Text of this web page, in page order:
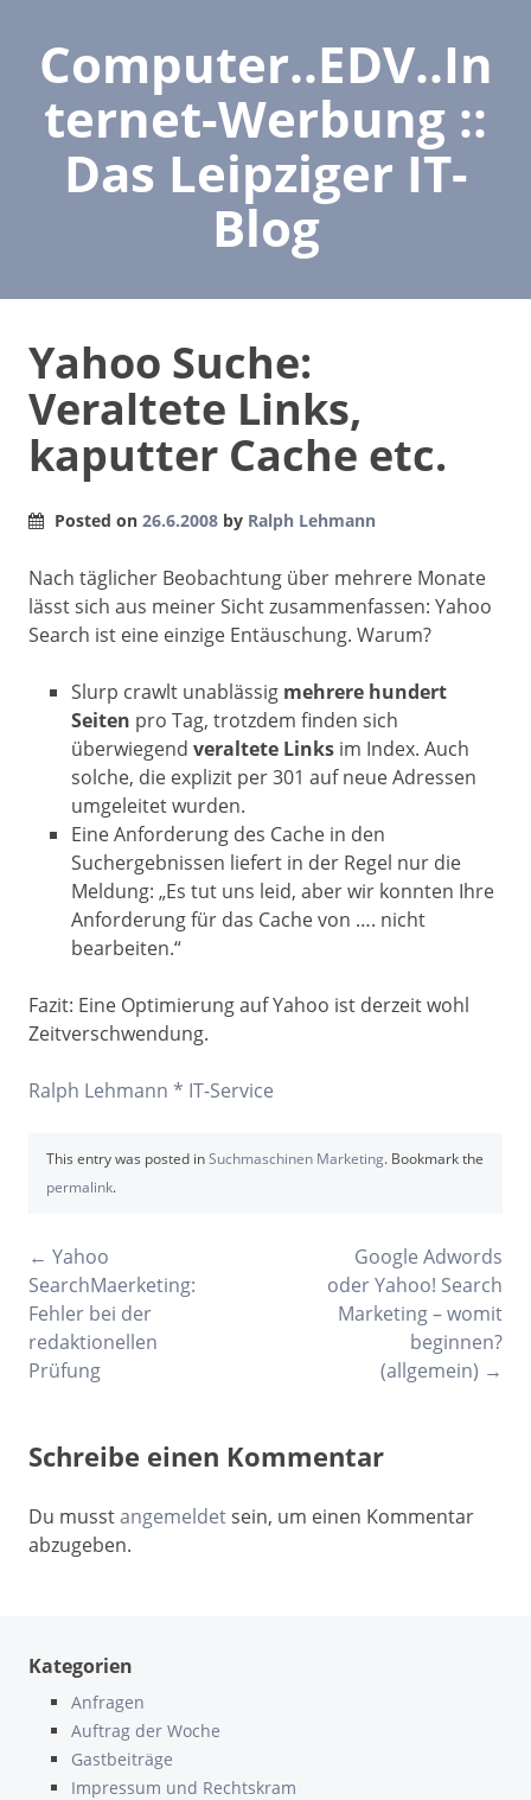
Computer..EDV..In
ternet-Werbung ::
Das Leipziger IT-
Blog
Yahoo Suche:
Veraltete Links,
kaputter Cache etc.
Posted on 26.6.2008 by Ralph Lehmann
Nach täglicher Beobachtung über mehrere Monate
lässt sich aus meiner Sicht zusammenfassen: Yahoo
Search ist eine einzige Entäuschung. Warum?
Slurp crawlt unablässig mehrere hundert
Seiten pro Tag, trotzdem finden sich
überwiegend veraltete Links im Index. Auch
solche, die explizit per 301 auf neue Adressen
umgeleitet wurden.
Eine Anforderung des Cache in den
Suchergebnissen liefert in der Regel nur die
Meldung: „Es tut uns leid, aber wir konnten Ihre
Anforderung für das Cache von …. nicht
bearbeiten.“
Fazit: Eine Optimierung auf Yahoo ist derzeit wohl
Zeitverschwendung.
Ralph Lehmann * IT-Service
This entry was posted inSuchmaschinen Marketing. Bookmark the
permalink.
Post
navigation
← Yahoo
SearchMaerketing:
Fehler bei der
redaktionellen
Prüfung
Google Adwords
oder Yahoo! Search
Marketing – womit
beginnen?
(allgemein) →
Schreibe einen Kommentar
Du musstangemeldetsein, um einen Kommentar
abzugeben.
Kategorien
Anfragen
Auftrag der Woche
Gastbeiträge
Impressum und Rechtskram